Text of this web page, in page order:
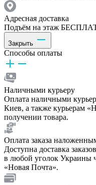
Адресная доставка
Подъём на этаж
Закрыть
Способы оплаты
Наличными курьеру
Оплата наличными
Киев, а также курьерам
получении товара.
Оплата заказа
Доступна доставка
в любой уголок Украины
«Новая Почта».